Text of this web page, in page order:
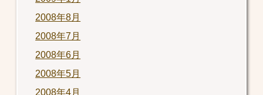
2008年8月
2008年7月
2008年6月
2008年5月
2008年4月